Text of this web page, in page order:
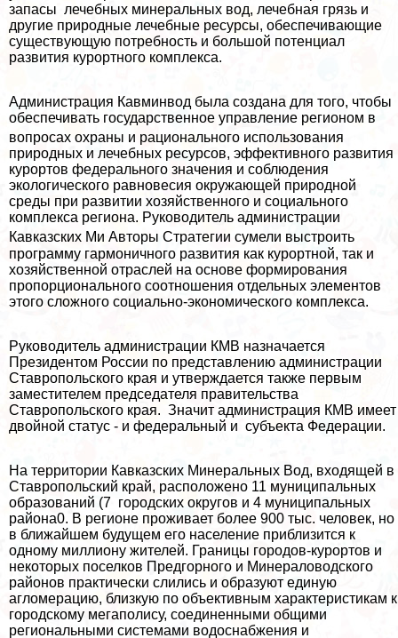
запасы лечебных минеральных вод, лечебная грязь и
другие природные лечебные ресурсы, обеспечивающие
существующую потребность и большой потенциал
развития курортного комплекса.
Администрация Кавминвод была создана для того, чтобы
обеспечивать государственное управление регионом в
вопросах охраны и рационального использования
природных и лечебных ресурсов, эффективного развития
курортов федерального значения и соблюдения
экологического равновесия окружающей природной
среды при развитии хозяйственного и социального
комплекса региона. Руководитель администрации
Кавказских Ми Авторы Стратегии сумели выстроить
программу гармоничного развития как курортной, так и
хозяйственной отраслей на основе формирования
пропорционального соотношения отдельных элементов
этого сложного социально-экономического комплекса.
Руководитель администрации КМВ назначается
Президентом России по представлению администрации
Ставропольского края и утверждается также первым
заместителем председателя правительства
Ставропольского края. Значит администрация КМВ имеет
двойной статус - и федеральный и субъекта Федерации.
На территории Кавказских Минеральных Вод, входящей в
Ставропольский край, расположено 11 муниципальных
образований (7 городских округов и 4 муниципальных
района0. В регионе проживает более 900 тыс. человек, но
в ближайшем будущем его население приблизится к
одному миллиону жителей. Границы городов-курортов и
некоторых поселков Предгорного и Минераловодского
районов пpaктически слились и образуют единую
агломерацию, близкую по объективным хаpaктеристикам к
городскому мегаполису, соединенными общими
региональными системами водоснабжения и